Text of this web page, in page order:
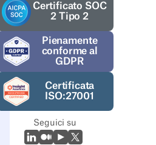
Certificato SOC
2 Tipo 2
Pienamente
conforme al
GDPR
Certificata
ISO:27001
Seguici su
LinkedIn
MedioYoutubeX (Twitter)